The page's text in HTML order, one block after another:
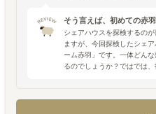
そう言えば、初めての赤
シェアハウスを探検するの
ますが、今回探検したシェ
ーム赤羽」です。一体どんな
るのでしょうか？ではでは、
す。実はどこへ行くにも便
宿、池袋、上野、六本木